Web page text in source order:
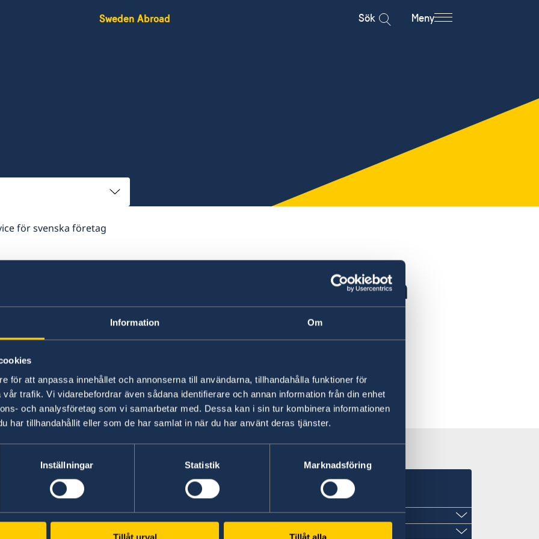
Information Om
för att anpassa innehållet och annonserna till användarna, tillhandahålla funktioner för
trafik. Vi vidarebefordrar även sådana identifierare och annan information från din enhet
och analysföretag som vi samarbetar med. Dessa kan i sin tur kombinera informationen
har tillhandahållit eller som de har samlat in när du har använt deras tjänster.
Inställningar Statistik Marknadsföring
Tillåt urval Tillåt alla
Sweden Abroad Sök Meny
för svenska företag
Handel & service för svenska
företag
SVENSKA KONSULAT
Chania
Telefonnummer
Heraklion